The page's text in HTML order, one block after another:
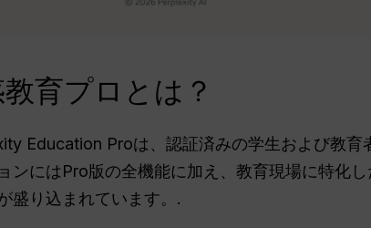
育プロとは？
Education Proは、認証済みの学生および教
ンにはPro版の全機能に加え、教育現場に特化
盛り込まれています。.